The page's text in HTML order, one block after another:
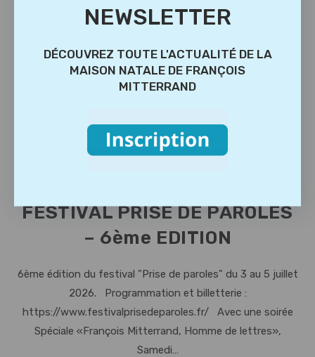
PROGRAMME BILLETTERIE SAMEDI 4
JARNAC :…
PAROLES
–
6ème
EDITION
FESTIVAL PRISE DE PAROLES
– 6ème EDITION
6ème édition du festival "Prise de paroles" du 3 au 5 juillet
2026. Programmation et billetterie :
https://www.festivalprisedeparoles.fr/ Avec une soirée
Spéciale «François Mitterrand, Homme de lettres»,
Samedi…
NEWSLETTER
DÉCOUVREZ TOUTE L'ACTUALITÉ DE LA
MAISON NATALE DE FRANÇOIS
MITTERRAND